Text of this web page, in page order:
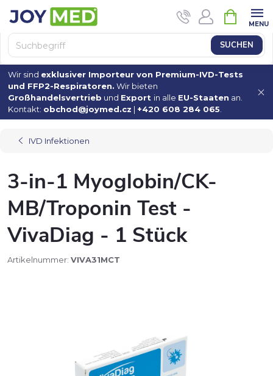
Inhalt
springen
SUCHEN
Wir sind exklusiver Importeur von Premium-IVD-Tests
und FFP2-Respiratoren. Wir bieten
Großhandelsvertrieb und Export in alle EU-Staaten an.
Kontakt: obchod@joymed.cz | +420 608 284 065
IVD Infektionen
3-in-1 Myoglobin/CK-
MB/Troponin Test -
VivaDiag - 1 Stück
Artikelnummer: VIVA31MCT